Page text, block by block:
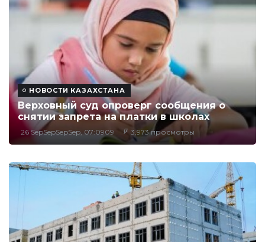
НОВОСТИ КАЗАХСТАНА
Верховный суд опроверг сообщения о
снятии запрета на платки в школах
26 SepSepSepSep, 07:0909 3,973 просмотры